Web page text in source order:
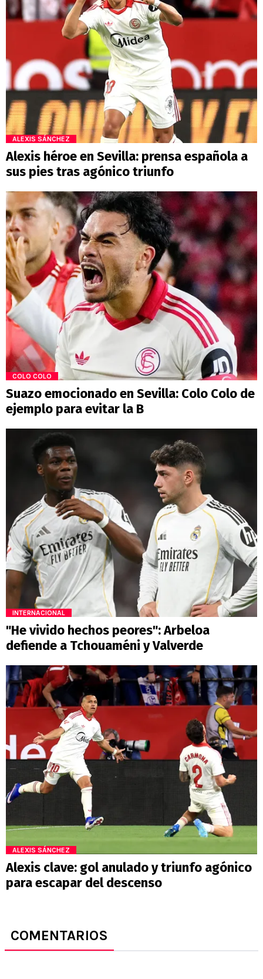
ALEXIS SÁNCHEZ
Alexis héroe en Sevilla: prensa española a
sus pies tras agónico triunfo
COLO COLO
Suazo emocionado en Sevilla: Colo Colo de
ejemplo para evitar la B
INTERNACIONAL
"He vivido hechos peores": Arbeloa
defiende a Tchouaméni y Valverde
ALEXIS SÁNCHEZ
Alexis clave: gol anulado y triunfo agónico
para escapar del descenso
COMENTARIOS